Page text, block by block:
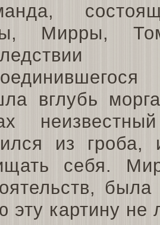
Мирры,
вглубь
из гроба,
себя.
эту картину не